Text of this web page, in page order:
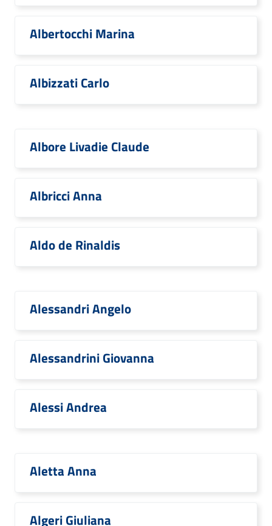
Albertocchi Marina
Albizzati Carlo
Albore Livadie Claude
Albricci Anna
Aldo de Rinaldis
Alessandri Angelo
Alessandrini Giovanna
Alessi Andrea
Aletta Anna
Algeri Giuliana